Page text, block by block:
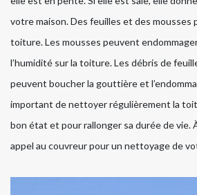
votre maison. Des feuilles et des
toiture. Les mousses peuvent
l’humidité sur la toiture. Les débris de
peuvent boucher la gouttière et
important de nettoyer régulièrement la
bon état et pour rallonger sa durée de vie.
appel au couvreur pour un nettoyage de